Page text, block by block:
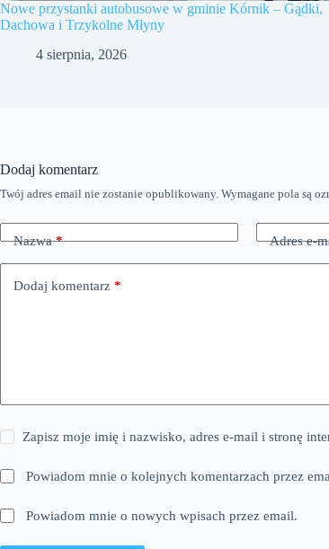
Nowe przystanki autobusowe w gminie Kórnik – Gądki,
Dachowa i Trzykolne Młyny
4 sierpnia, 2026
Dodaj komentarz
Twój adres email nie zostanie opublikowany. Wymagane pola są
Nazwa* Adres e-
Dodaj komentarz *
Zapisz moje imię i nazwisko, adres e-mail i stronę
Powiadom mnie o kolejnych komentarzach przez
Powiadom mnie o nowych wpisach przez email.